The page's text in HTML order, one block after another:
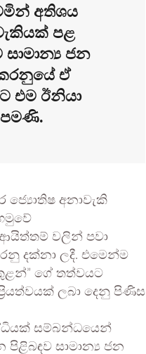
අතිශය
පළ
ජන
ඒ
එම ඊනියා
පමණි.
ජ්‍යොතිෂ අනාවැකි
වලින් පවා
දක්නා ලදී. එමෙන්ම
ගේ තත්වයට
ලබා දෙනු පිණිස
සම්බන්ධයෙන්
සාමාන්‍ය ජන